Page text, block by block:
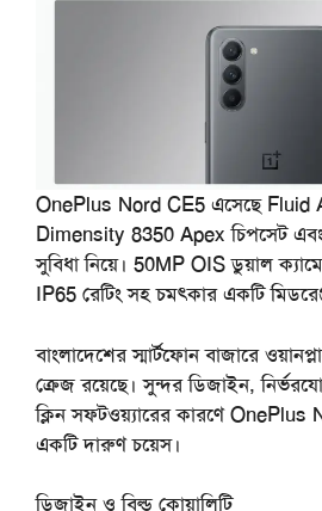
OnePlus Nord CE5 এসেছে Fluid
Dimensity 8350 Apex চিপসেট এবং
সুবিধা নিয়ে। 50MP OIS ডুয়াল
IP65 রেটিং সহ চমৎকার একটি
বাংলাদেশের স্মার্টফোন বাজারে
ক্রেজ রয়েছে। সুন্দর ডিজাইন,
ক্লিন সফটওয়্যারের কারণে
একটি দারুণ চয়েস।
ডিজাইন ও বিল্ড কোয়ালিটি